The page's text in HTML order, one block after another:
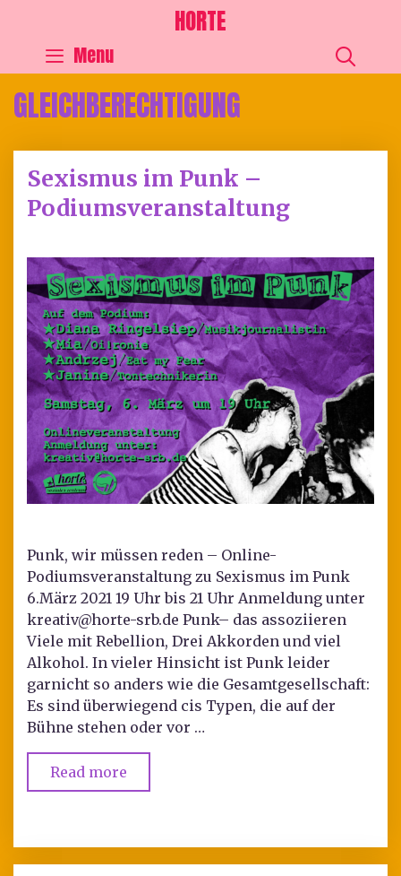
HORTE
Menu
GLEICHBERECHTIGUNG
Sexismus im Punk –
Podiumsveranstaltung
Punk, wir müssen reden – Online-
Podiumsveranstaltung zu Sexismus im Punk
6.März 2021 19 Uhr bis 21 Uhr Anmeldung unter
kreativ@horte-srb.de Punk– das assoziieren
Viele mit Rebellion, Drei Akkorden und viel
Alkohol. In vieler Hinsicht ist Punk leider
garnicht so anders wie die Gesamtgesellschaft:
Es sind überwiegend cis Typen, die auf der
Bühne stehen oder vor …
Read more